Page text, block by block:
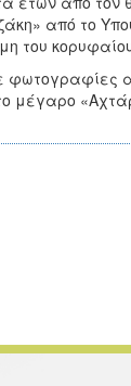
από το
του
μέγαρο